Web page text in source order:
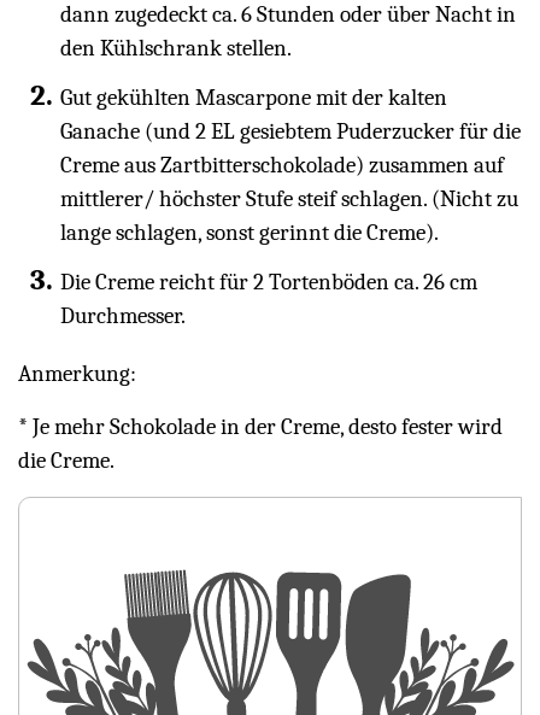
dann zugedeckt ca. 6 Stunden oder über Nacht in
den Kühlschrank stellen.
Gut gekühlten Mascarpone mit der kalten
Ganache (und 2 EL gesiebtem Puderzucker für die
Creme aus Zartbitterschokolade) zusammen auf
mittlerer/ höchster Stufe steif schlagen. (Nicht zu
lange schlagen, sonst gerinnt die Creme).
Die Creme reicht für 2 Tortenböden ca. 26 cm
Durchmesser.
Anmerkung:
* Je mehr Schokolade in der Creme, desto fester wird
die Creme.